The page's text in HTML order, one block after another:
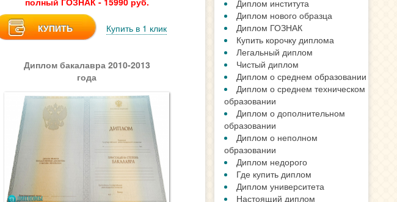
КУПИТЬ Купить в 1 клик
Диплом бакалавра 2010-2013
года
ДИПЛОМ В ВАШЕМ
ГОРОДЕ
ВАЖНАЯ ИНФОРМАЦИЯ
Как заказать документ?
Наши Гарантии
Отличия типографии и Гознака
Сотрудничество с нами
Степени защиты от подделки
НОВОСТИ
Для чего покупают аттестаты